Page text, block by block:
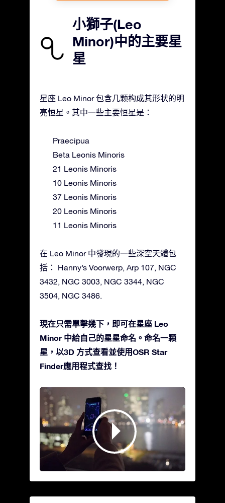
小獅子(Leo
Minor)中的主要星
星
星座 Leo Minor 包含几颗构成其形状的明
亮恒星。其中一些主要恒星是：
Praecipua
Beta Leonis Minoris
21 Leonis Minoris
10 Leonis Minoris
37 Leonis Minoris
20 Leonis Minoris
11 Leonis Minoris
在 Leo Minor 中發現的一些深空天體包
括： Hanny’s Voorwerp, Arp 107, NGC
3432, NGC 3003, NGC 3344, NGC
3504, NGC 3486.
現在只需單擊幾下，即可在星座 Leo
Minor 中給自己的星星命名。命名一顆
星，以3D 方式查看並使用OSR Star
Finder應用程式查找！